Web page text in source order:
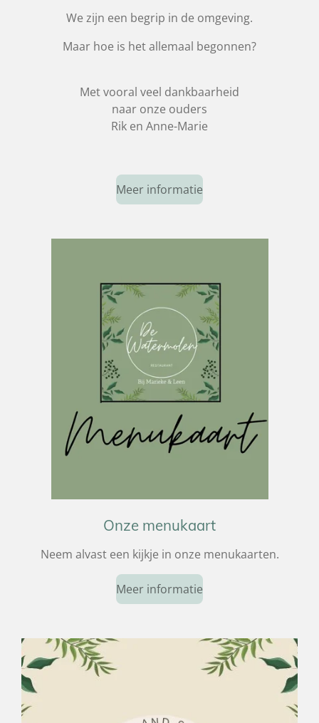
We zijn een begrip in de omgeving.
Maar hoe is het allemaal begonnen?
Met vooral veel dankbaarheid
naar onze ouders
Rik en Anne-Marie
Meer informatie
Onze menukaart
Neem alvast een kijkje in onze menukaarten.
Meer informatie